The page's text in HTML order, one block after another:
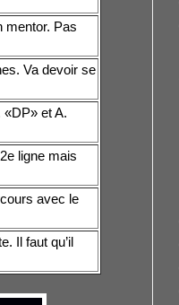
mentor. Pas
Va devoir se
«DP» et A.
ligne mais
avec le
Il faut qu’il